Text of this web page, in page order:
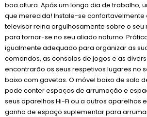
boa altura. Após um longo dia de trabalho,
que merecida! Instale-se confortavelmente
televisor reina orgulhosamente sobre o seu
para tornar-se no seu aliado noturno.
igualmente adequado para organizar as
comandos, as consolas de jogos e as
encontrarão os seus respetivos lugares no
baixo com gavetas. O móvel baixo de sala
pode conter espaços de arrumação e
seus aparelhos Hi-Fi ou a outros aparelhos
ganho de espaço suplementar para